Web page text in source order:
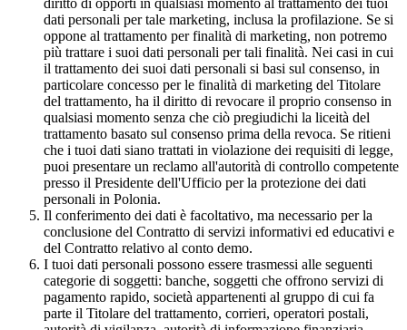
diritto di opporti in qualsiasi momento al trattamento dei tuoi
dati personali per tale marketing, inclusa la profilazione. Se si
oppone al trattamento per finalità di marketing, non potremo
più trattare i suoi dati personali per tali finalità. Nei casi in cui
il trattamento dei suoi dati personali si basi sul consenso, in
particolare concesso per le finalità di marketing del Titolare
del trattamento, ha il diritto di revocare il proprio consenso in
qualsiasi momento senza che ciò pregiudichi la liceità del
trattamento basato sul consenso prima della revoca. Se ritieni
che i tuoi dati siano trattati in violazione dei requisiti di legge,
puoi presentare un reclamo all'autorità di controllo competente
presso il Presidente dell'Ufficio per la protezione dei dati
personali in Polonia.
Il conferimento dei dati è facoltativo, ma necessario per la
conclusione del Contratto di servizi informativi ed educativi e
del Contratto relativo al conto demo.
I tuoi dati personali possono essere trasmessi alle seguenti
categorie di soggetti: banche, soggetti che offrono servizi di
pagamento rapido, società appartenenti al gruppo di cui fa
parte il Titolare del trattamento, corrieri, operatori postali,